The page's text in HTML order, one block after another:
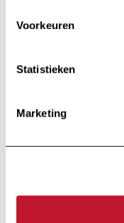
Voorkeuren
Statistieken
Marketing